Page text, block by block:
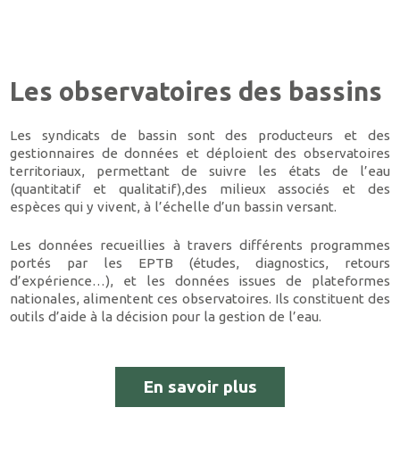
Les observatoires des bassins
Les syndicats de bassin sont des producteurs et des
gestionnaires de données et déploient des observatoires
territoriaux, permettant de suivre les états de l’eau
(quantitatif et qualitatif),des milieux associés et des
espèces qui y vivent, à l’échelle d’un bassin versant.
Les données recueillies à travers différents programmes
portés par les EPTB (études, diagnostics, retours
d’expérience…), et les données issues de plateformes
nationales, alimentent ces observatoires. Ils constituent des
outils d’aide à la décision pour la gestion de l’eau.
En savoir plus